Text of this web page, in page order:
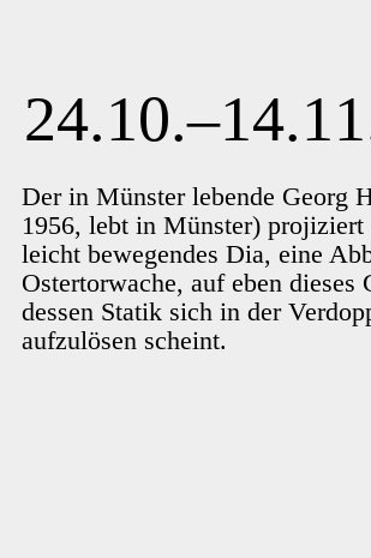
Der in Münster lebende Georg
1956, lebt in Münster) projiziert
leicht bewegendes Dia, eine
Ostertorwache, auf eben dieses
dessen Statik sich in der
aufzulösen scheint.